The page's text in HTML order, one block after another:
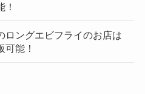
ロングエビフライのお店は
可能！